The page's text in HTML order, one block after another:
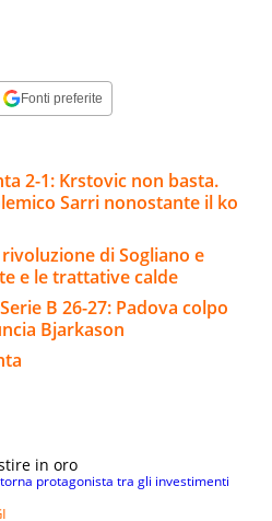
Fonti preferite
2-1: Krstovic non basta.
Sarri nonostante il ko
di Sogliano e
e le trattative calde
B 26-27: Padova colpo
Bjarkason
in oro
torna protagonista tra gli investimenti